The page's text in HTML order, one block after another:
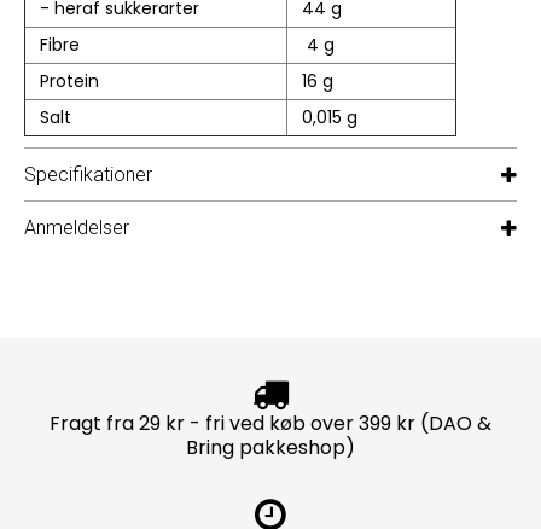
- heraf sukkerarter
44 g
Fibre
4 g
Protein
16 g
Salt
0,015 g
Specifikationer
Anmeldelser
Fragt fra 29 kr - fri ved køb over 399 kr (DAO &
Bring pakkeshop)